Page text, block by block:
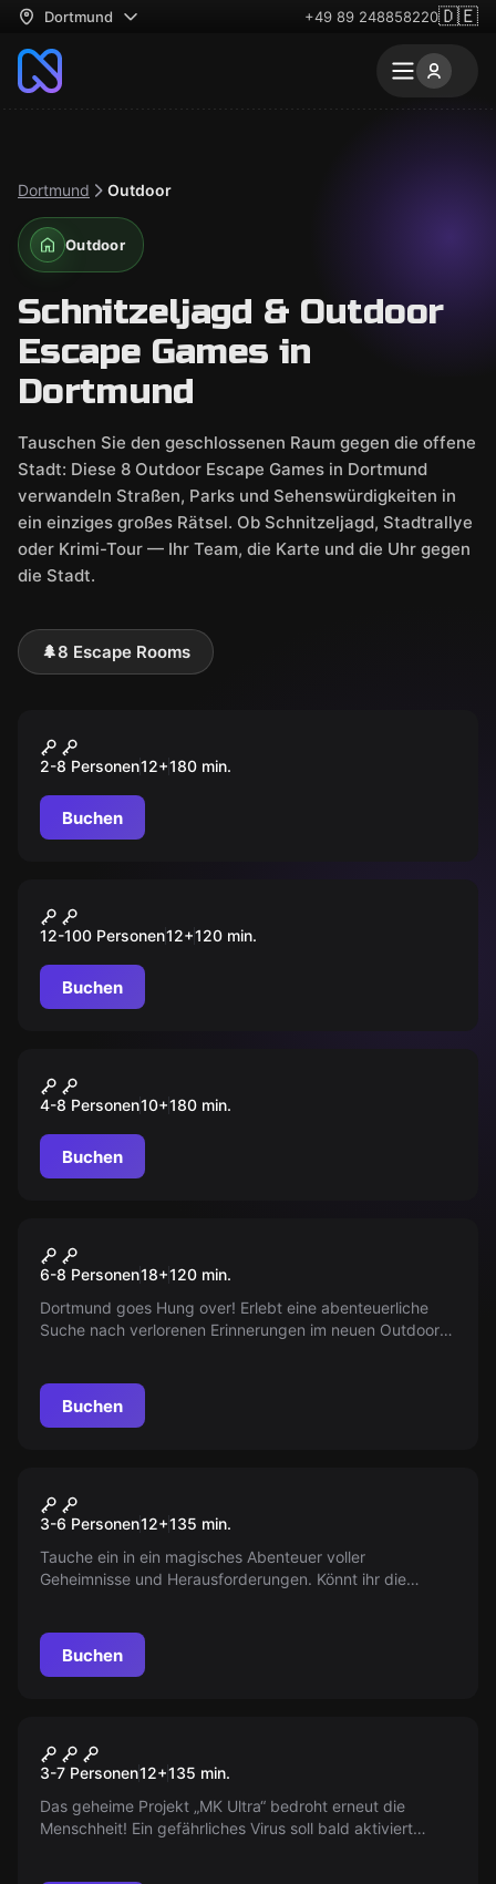
Dortmund +49 89 248858220🇩🇪
Dortmund Outdoor
Outdoor
Schnitzeljagd & Outdoor
Escape Games in
Dortmund
Tauschen Sie den geschlossenen Raum gegen die offene
Stadt: Diese 8 Outdoor Escape Games in Dortmund
verwandeln Straßen, Parks und Sehenswürdigkeiten in
ein einziges großes Rätsel. Ob Schnitzeljagd, Stadtrallye
oder Krimi-Tour — Ihr Team, die Karte und die Uhr gegen
die Stadt.
🌲8 Escape Rooms
Das Virus
2-8 Personen12+180 min.
Buchen
TabCrime Academy
12-100 Personen12+120 min.
Buchen
Monster-in-the-City
4-8 Personen10+180 min.
Buchen
Neu
Hung Over
6-8 Personen18+120 min.
Dortmund goes Hung over! Erlebt eine abenteuerliche
Suche nach verlorenen Erinnerungen im neuen Outdoor
läuten. Könnt ihr den gestrigen Abend rekonstruieren und
die Hochzeit retten?
Buchen
Neu
Das magische Portal
3-6 Personen12+135 min.
Tauche ein in ein magisches Abenteuer voller
Geheimnisse und Herausforderungen. Könnt ihr die
Dortmund. Schließt euch an und lasst euch vom Licht
führen!
Buchen
Neu
Operation Mindfall
3-7 Personen12+135 min.
Das geheime Projekt „MK Ultra“ bedroht erneut die
Menschheit! Ein gefährliches Virus soll bald aktiviert